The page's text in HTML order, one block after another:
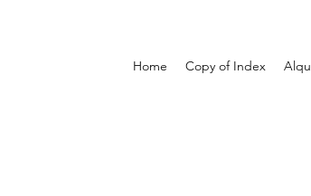
Home Copy of Index